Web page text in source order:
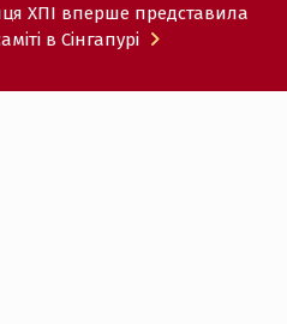
ХПІ вперше представила
в Сінгапурі